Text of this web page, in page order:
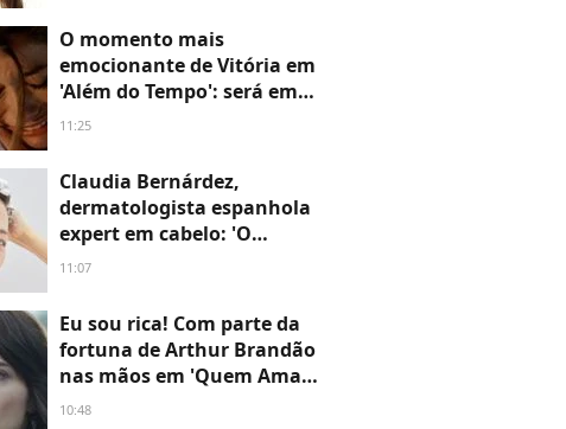
O momento mais
emocionante de Vitória em
'Além do Tempo': será em
menos de 24h e não vejo a
marcante acaba com 1ª fase e
final da novela tem capítulo
de chorar
11:25
Claudia Bernárdez,
dermatologista espanhola
expert em cabelo: 'O
shampoo deve ser aplicado
esfregarmos do meio até as
pontas, estamos danificando
o cabelo'
11:07
Eu sou rica! Com parte da
fortuna de Arthur Brandão
nas mãos em 'Quem Ama
Cuida', Adriana compra a
10:48